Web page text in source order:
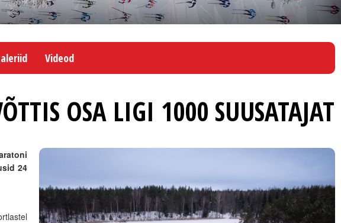
Videod
OSA LIGI 1000 SUUSATAJAT
24